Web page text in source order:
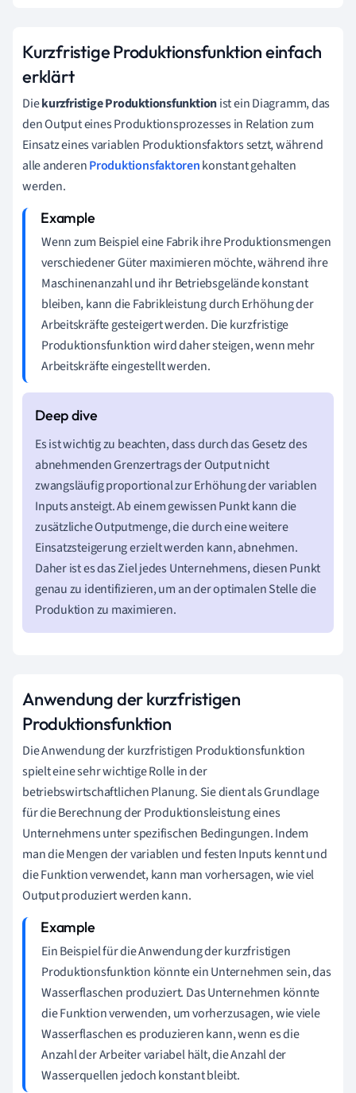
Kurzfristige Produktionsfunktion einfach
erklärt
Diekurzfristige Produktionsfunktionist ein Diagramm, das
den Output eines Produktionsprozesses in Relation zum
Einsatz eines variablen Produktionsfaktors setzt, während
alle anderenProduktionsfaktorenkonstant gehalten
werden.
Wenn zum Beispiel eine Fabrik ihre Produktionsmengen
verschiedener Güter maximieren möchte, während ihre
Maschinenanzahl und ihr Betriebsgelände konstant
bleiben, kann die Fabrikleistung durch Erhöhung der
Arbeitskräfte gesteigert werden. Die kurzfristige
Produktionsfunktion wird daher steigen, wenn mehr
Arbeitskräfte eingestellt werden.
Es ist wichtig zu beachten, dass durch das Gesetz des
abnehmenden Grenzertrags der Output nicht
zwangsläufig proportional zur Erhöhung der variablen
Inputs ansteigt. Ab einem gewissen Punkt kann die
zusätzliche Outputmenge, die durch eine weitere
Einsatzsteigerung erzielt werden kann, abnehmen.
Daher ist es das Ziel jedes Unternehmens, diesen Punkt
genau zu identifizieren, um an der optimalen Stelle die
Produktion zu maximieren.
Anwendung der kurzfristigen
Produktionsfunktion
Die Anwendung der kurzfristigen Produktionsfunktion
spielt eine sehr wichtige Rolle in der
betriebswirtschaftlichen Planung. Sie dient als Grundlage
für die Berechnung der Produktionsleistung eines
Unternehmens unter spezifischen Bedingungen. Indem
man die Mengen der variablen und festen Inputs kennt und
die Funktion verwendet, kann man vorhersagen, wie viel
Output produziert werden kann.
Ein Beispiel für die Anwendung der kurzfristigen
Produktionsfunktion könnte ein Unternehmen sein, das
Wasserflaschen produziert. Das Unternehmen könnte
die Funktion verwenden, um vorherzusagen, wie viele
Wasserflaschen es produzieren kann, wenn es die
Anzahl der Arbeiter variabel hält, die Anzahl der
Wasserquellen jedoch konstant bleibt.